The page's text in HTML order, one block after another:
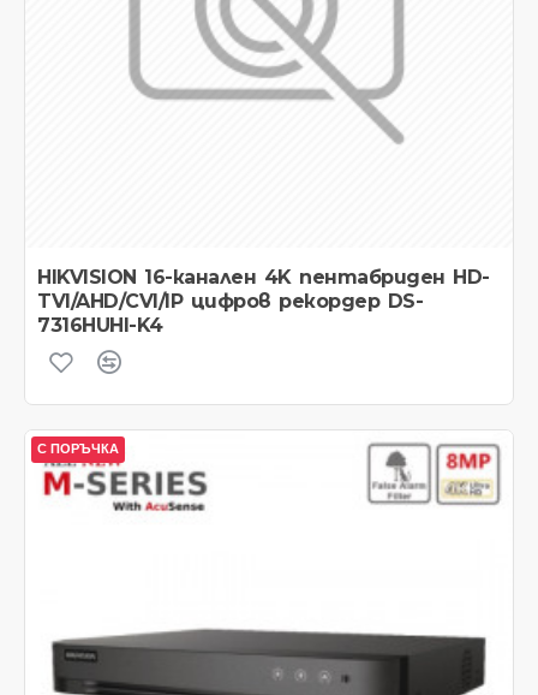
HIKVISION 16-канален 4K пентабриден HD-
TVI/AHD/CVI/IP цифров рекордер DS-
7316HUHI-K4
С ПОРЪЧКА